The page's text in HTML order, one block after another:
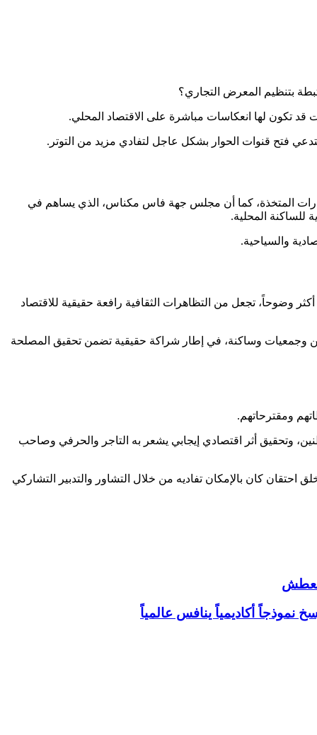
بتنظيم المعرض التجاري؟
قد تكون لها انعكاسات مباشرة على الاقتصاد المحلي.
فتح قنوات الحوار بشكل عاجل لتفادي مزيد من التوتر.
المتخذة، كما أن مجلس جهة فاس مكناس، الذي يساهم في
للساكنة المحلية.
والسياحية.
وضوحاً، تجعل من التظاهرات الثقافية رافعة حقيقية للاقتصاد
وجمعيات وساكنة، في إطار شراكة حقيقية تضمن تحقيق المصلحة
ومقترحاتهم.
وتحقيق أثر اقتصادي إيجابي يشعر به التاجر والحرفي وصاحب
احتقان كان بالإمكان تفاديه من خلال التشاور والتدبير التشاركي
نموذجاً أكاديمياً ينافس عالمياً